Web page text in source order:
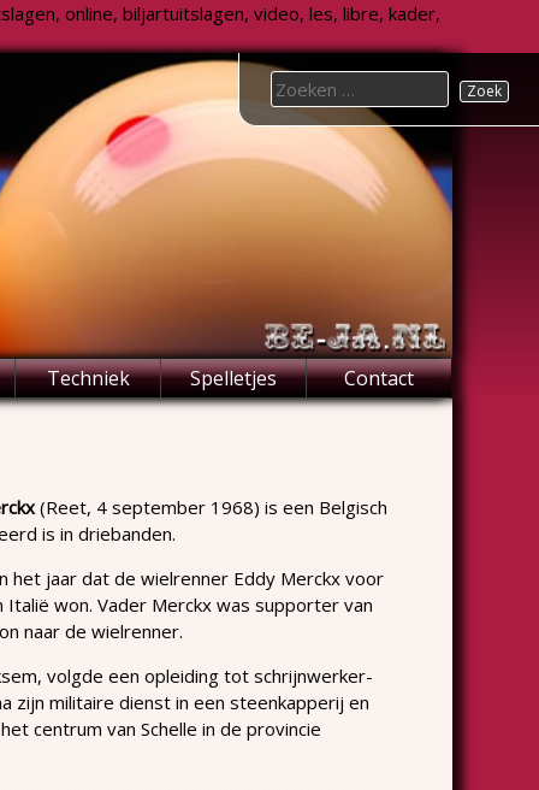
online, biljartuitslagen, video, les, libre, kader,
Techniek Spelletjes Contact
Search
for:
(Reet, 4 september 1968) is een Belgisch
is in driebanden.
het jaar dat de wielrenner Eddy Merckx voor
won. Vader Merckx was supporter van
naar de wielrenner.
volgde een opleiding tot schrijnwerker-
zijn militaire dienst in een steenkapperij en
centrum van Schelle in de provincie